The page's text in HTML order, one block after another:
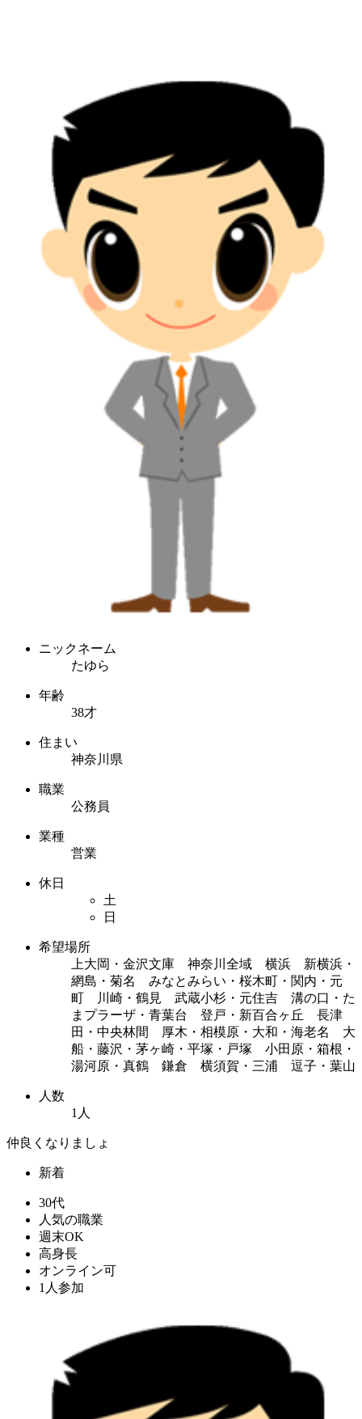
ニックネーム
たゆら
年齢
38才
住まい
神奈川県
職業
公務員
業種
営業
休日
土
日
希望場所
上大岡・金沢文庫 神奈川全域 横浜 新横浜・
網島・菊名 みなとみらい・桜木町・関内・元
町 川崎・鶴見 武蔵小杉・元住吉 溝の口・た
まプラーザ・青葉台 登戸・新百合ヶ丘 長津
田・中央林間 厚木・相模原・大和・海老名 大
船・藤沢・茅ヶ崎・平塚・戸塚 小田原・箱根・
湯河原・真鶴 鎌倉 横須賀・三浦 逗子・葉山
人数
1人
仲良くなりましょ
新着
30代
人気の職業
週末OK
高身長
オンライン可
1人参加